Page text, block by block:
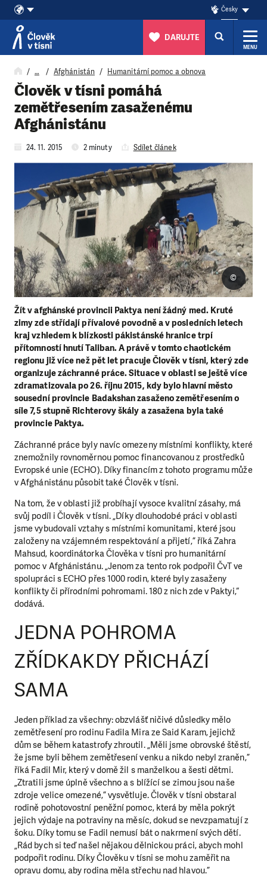
Přeskočit na obsah
Česky
DARUJTE
MENU
… Afghánistán Humanitární pomoc a obnova
Člověk v tísni pomáhá
zemětřesením zasaženému
Afghánistánu
24. 11. 2015 2 minuty Sdílet článek
Žít v afghánské provincii Paktya není žádný med. Kruté
zimy zde střídají přívalové povodně a v posledních letech
kraj vzhledem k blízkosti pákistánské hranice trpí
přítomností hnutí Taliban. A právě v tomto chaotickém
regionu již více než pět let pracuje Člověk v tísni, který zde
organizuje záchranné práce. Situace v oblasti se ještě více
zdramatizovala po 26. říjnu 2015, kdy bylo hlavní město
sousední provincie Badakshan zasaženo zemětřesením o
síle 7,5 stupně Richterovy škály a zasažena byla také
provincie Paktya.
©
Záchranné práce byly navíc omezeny místními konflikty, které
znemožnily rovnoměrnou pomoc financovanou z prostředků
Evropské unie (ECHO). Díky financím z tohoto programu může
v Afghánistánu působit také Člověk v tísni.
Na tom, že v oblasti již probíhají vysoce kvalitní zásahy, má
svůj podíl i Člověk v tísni. „Díky dlouhodobé práci v oblasti
jsme vybudovali vztahy s místními komunitami, které jsou
založeny na vzájemném respektování a přijetí,” říká Zahra
Mahsud, koordinátorka Člověka v tísni pro humanitární
pomoc v Afghánistánu. „Jenom za tento rok podpořil ČvT ve
spolupráci s ECHO přes 1000 rodin, které byly zasaženy
konflikty či přírodními pohromami. 180 z nich zde v Paktyi,“
dodává.
JEDNA POHROMA
ZŘÍDKAKDY PŘICHÁZÍ
SAMA
Jeden příklad za všechny: obzvlášť ničivé důsledky mělo
zemětřesení pro rodinu Fadila Mira ze Said Karam, jejichž
dům se během katastrofy zhroutil. „Měli jsme obrovské štěstí,
že jsme byli během zemětřesení venku a nikdo nebyl zraněn,”
říká Fadil Mir, který v domě žil s manželkou a šesti dětmi.
„Ztratili jsme úplně všechno a s blížící se zimou jsou naše
zdroje velice omezené,” vysvětluje. Člověk v tísni obstaral
rodině pohotovostní peněžní pomoc, která by měla pokrýt
jejich výdaje na potraviny na měsíc, dokud se nevzpamatují z
šoku. Díky tomu se Fadil nemusí bát o nakrmení svých dětí.
„Rád bych si teď našel nějakou dělnickou práci, abych mohl
podpořit rodinu. Díky Člověku v tísni se mohu zaměřit na
opravu domu, aby rodina měla střechu nad hlavou.”